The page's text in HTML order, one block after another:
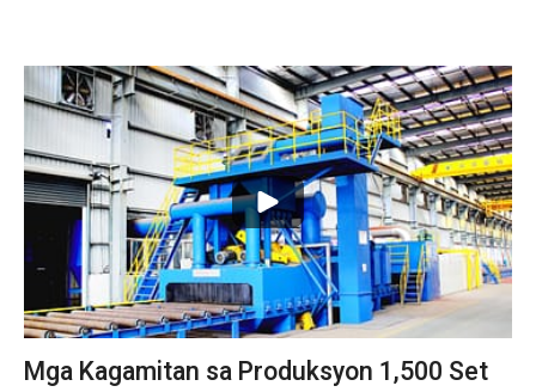
Mga Kagamitan sa Produksyon 1,500 Set